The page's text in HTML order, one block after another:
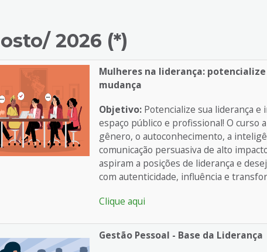
2026 (*)
Mulheres na liderança:
mudança
Objetivo: Potencialize sua liderança
espaço público e profissional! O curso
gênero, o autoconhecimento, a
comunicação persuasiva de alto
aspiram a posições de liderança e
com autenticidade, influência e
Clique aqui
Gestão Pessoal - Base da Liderança